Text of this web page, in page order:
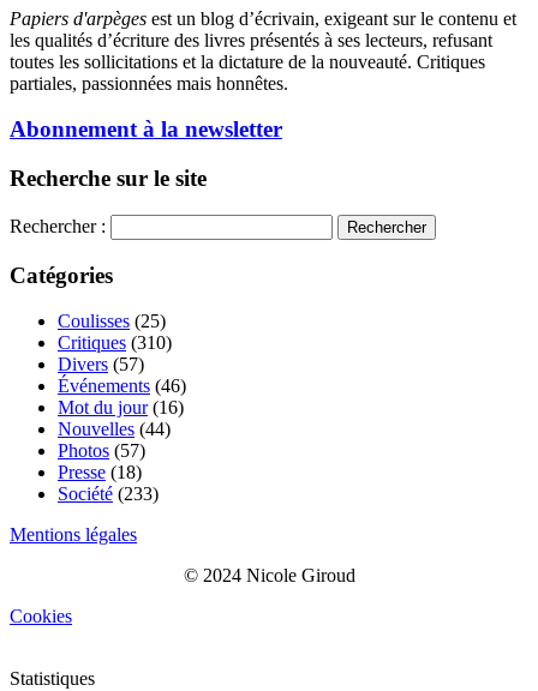
Papiers d'arpèges est un blog d’écrivain, exigeant sur le contenu et
les qualités d’écriture des livres présentés à ses lecteurs, refusant
toutes les sollicitations et la dictature de la nouveauté. Critiques
partiales, passionnées mais honnêtes.
Abonnement à la newsletter
Recherche sur le site
Rechercher :
Catégories
Coulisses (25)
Critiques (310)
Divers (57)
Événements (46)
Mot du jour(16)
Nouvelles (44)
Photos (57)
Presse (18)
Société (233)
Mentions légales
© 2024 Nicole Giroud
Cookies
Statistiques